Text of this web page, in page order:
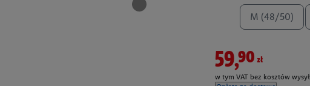
M (48/50)
59,90zł
w tym VAT bez kosztów